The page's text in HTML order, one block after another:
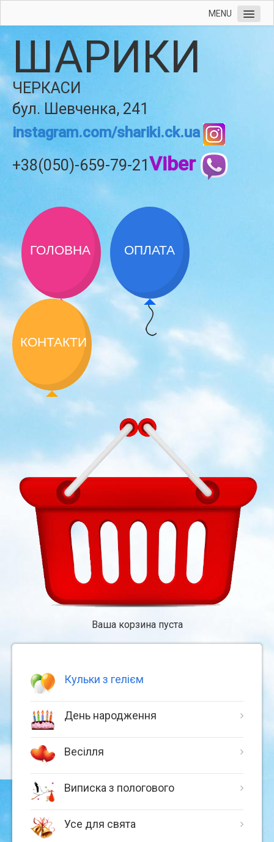
MENU
ШАРИКИ
ЧЕРКАСИ
бул. Шевченка, 241
instagram.com/shariki.ck.ua
+38(050)-659-79-21Viber
ГОЛОВНА ОПЛАТА
КОНТАКТИ
Ваша корзина пуста
Кульки з гелієм
День народження
Весілля
Виписка з пологового
Усе для свята